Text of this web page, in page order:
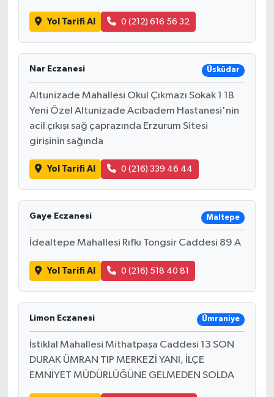
Yol Tarifi Al 0 (212) 616 56 32
Nar Eczanesi Üsküdar
Altunizade Mahallesi Okul Çıkmazı Sokak 1 1B
Yeni Özel Altunizade Acıbadem Hastanesi'nin
acil çıkışı sağ çaprazında Erzurum Sitesi
girişinin sağında
Yol Tarifi Al 0 (216) 339 46 44
Gaye Eczanesi Maltepe
İdealtepe Mahallesi Rıfkı Tongsir Caddesi 89 A
Yol Tarifi Al 0 (216) 518 40 81
Limon Eczanesi Ümraniye
İstiklal Mahallesi Mithatpaşa Caddesi 13 SON
DURAK ÜMRAN TIP MERKEZİ YANI, İLÇE
EMNİYET MÜDÜRLÜĞÜNE GELMEDEN SOLDA